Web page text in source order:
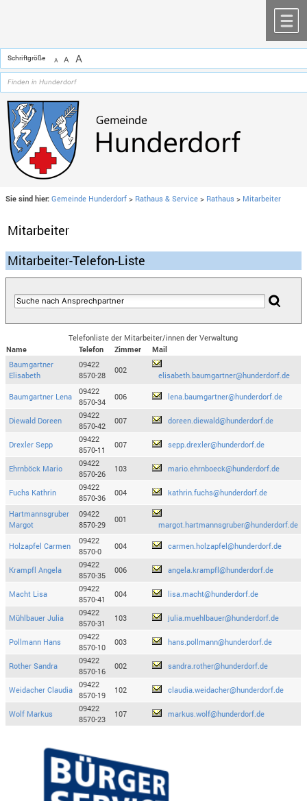
Schriftgröße A A A
Sie sind hier: Gemeinde Hunderdorf > Rathaus & Service > Rathaus > Mitarbeiter
Mitarbeiter
Mitarbeiter-Telefon-Liste
Telefonliste der Mitarbeiter/innen der Verwaltung
Name
Telefon Zimmer
Mail
Baumgartner
Elisabeth
09422
8570-28
002
elisabeth.baumgartner@hunderdorf.de
Baumgartner Lena
09422
8570-34
006 lena.baumgartner@hunderdorf.de
Diewald Doreen
09422
8570-42
007 doreen.diewald@hunderdorf.de
Drexler Sepp
09422
8570-11
007 sepp.drexler@hunderdorf.de
Ehrnböck Mario
09422
8570-26
103 mario.ehrnboeck@hunderdorf.de
Fuchs Kathrin
09422
8570-36
004 kathrin.fuchs@hunderdorf.de
Hartmannsgruber
Margot
09422
8570-29
001
margot.hartmannsgruber@hunderdorf.de
Holzapfel Carmen
09422
8570-0
004 carmen.holzapfel@hunderdorf.de
Krampfl Angela
09422
8570-35
006 angela.krampfl@hunderdorf.de
Macht Lisa
09422
8570-41
004 lisa.macht@hunderdorf.de
Mühlbauer Julia
09422
8570-31
103 julia.muehlbauer@hunderdorf.de
Pollmann Hans
09422
8570-10
003 hans.pollmann@hunderdorf.de
Rother Sandra
09422
8570-16
002 sandra.rother@hunderdorf.de
Weidacher Claudia
09422
8570-19
102 claudia.weidacher@hunderdorf.de
Wolf Markus
09422
8570-23
107 markus.wolf@hunderdorf.de